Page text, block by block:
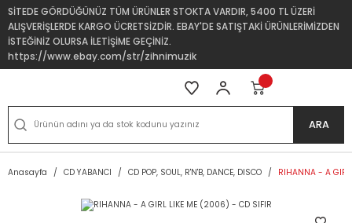
SİTEDE GÖRDÜĞÜNÜZ TÜM ÜRÜNLER STOKTA VARDIR, 5400 TL ÜZERİ
ALIŞVERİŞLERDE KARGO ÜCRETSİZDİR. EBAY'DE SATIŞTAKİ ÜRÜNLERİMİZDEN
İSTEĞİNİZ OLURSA İLETİŞİME GEÇİNİZ.
https://www.ebay.com/str/zihnimuzik
ARA
Anasayfa CD YABANCI CD POP, SOUL, R'N'B, DANCE, DISCO RIHANNA - A